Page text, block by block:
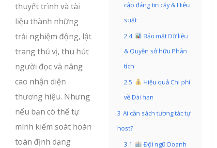
cập đáng tin cậy & Hiệu
suất
2.4
Bảo mật Dữ liệu
& Quyền sở hữu Phân
tích
2.5
Hiệu quả Chi phí
về Dài hạn
3 Ai cần sách tương tác tự
host?
3.1
Đội ngũ Doanh
thuyết trình và tài
liệu thành những
trải nghiệm động, lật
trang thú vị, thu hút
người đọc và nâng
cao nhận diện
thương hiệu. Nhưng
nếu bạn có thể tự
mình kiểm soát hoàn
toàn định dạng